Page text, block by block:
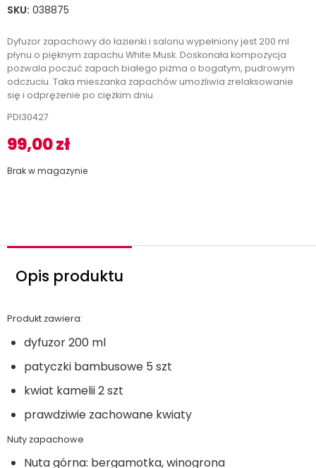
SKU: 038875
Dyfuzor zapachowy do łazienki i salonu wypełniony jest 200 ml
płynu o pięknym zapachu White Musk. Doskonała kompozycja
pozwala poczuć zapach białego piżma o bogatym, pudrowym
odczuciu. Taka mieszanka zapachów umożliwia zrelaksowanie
się i odprężenie po ciężkim dniu.
PDI30427
99,00zł
Brak w magazynie
Opis produktu
Produkt zawiera:
dyfuzor 200 ml
patyczki bambusowe 5 szt
kwiat kamelii 2 szt
prawdziwie zachowane kwiaty
Nuty zapachowe
Nuta górna: bergamotka, winogrona